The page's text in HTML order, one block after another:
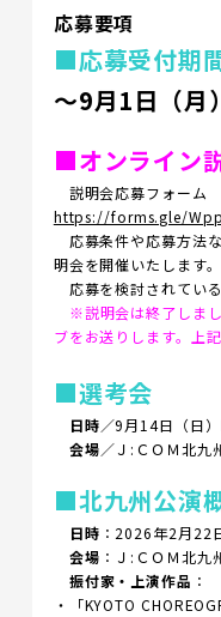
応募要項
■応募受付期
～9月1日（月
■オンライン
説明会応募フォーム
https://forms.gle/
応募条件や応募方法
明会を開催いたします。
応募を検討されてい
※説明会は終了しま
ブをお送りします。上
■選考会
日時／9月14日（日
会場／Ｊ:ＣＯＭ北
■北九州公演
日時 ：2026年2月22
会場 ：Ｊ:ＣＯＭ北九
振付家・上演作品 ：
・「KYOTO